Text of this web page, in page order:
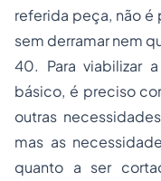
referida peça, não é
sem derramar nem
40. Para viabilizar
básico, é preciso
outras
mas as
quanto a ser